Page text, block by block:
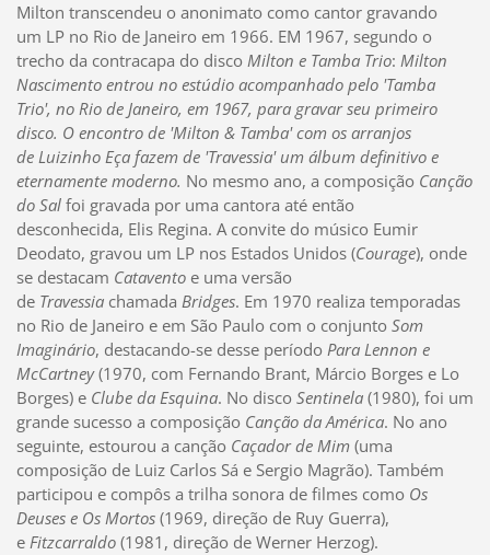
Milton transcendeu o anonimato como cantor gravando
um LP no Rio de Janeiro em 1966. EM 1967, segundo o
trecho da contracapa do disco Milton e Tamba Trio: Milton
Nascimento entrou no estúdio acompanhado pelo 'Tamba
Trio', no Rio de Janeiro, em 1967, para gravar seu primeiro
disco. O encontro de 'Milton & Tamba' com os arranjos
de Luizinho Eça fazem de 'Travessia' um álbum definitivo e
eternamente moderno. No mesmo ano, a composição Canção
do Salfoi gravada por uma cantora até então
desconhecida, Elis Regina. A convite do músico Eumir
Deodato, gravou um LP nos Estados Unidos (Courage), onde
se destacam Cataventoe uma versão
de Travessiachamada Bridges. Em 1970 realiza temporadas
no Rio de Janeiro e em São Paulo com o conjunto Som
Imaginário, destacando-se desse período Para Lennon e
McCartney(1970, com Fernando Brant, Márcio Borges e Lo
Borges) e Clube da Esquina. No disco Sentinela(1980), foi um
grande sucesso a composição Canção da América. No ano
seguinte, estourou a canção Caçador de Mim(uma
composição de Luiz Carlos Sá e Sergio Magrão). Também
participou e compôs a trilha sonora de filmes como Os
Deuses e Os Mortos(1969, direção de Ruy Guerra),
e Fitzcarraldo(1981, direção de Werner Herzog).